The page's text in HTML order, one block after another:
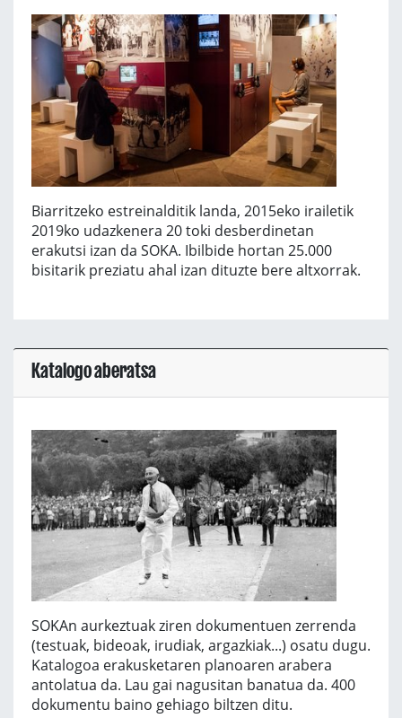
Biarritzeko estreinalditik landa, 2015eko irailetik
2019ko udazkenera 20 toki desberdinetan
erakutsi izan da SOKA. Ibilbide hortan 25.000
bisitarik preziatu ahal izan dituzte bere altxorrak.
Katalogo aberatsa
SOKAn aurkeztuak ziren dokumentuen zerrenda
(testuak, bideoak, irudiak, argazkiak...) osatu dugu.
Katalogoa erakusketaren planoaren arabera
antolatua da. Lau gai nagusitan banatua da. 400
dokumentu baino gehiago biltzen ditu.